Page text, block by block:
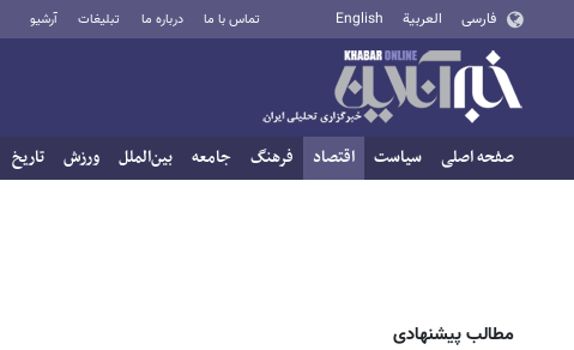
فارسی العربية English تماس با ما درباره ما تبلیغات آرشیو
صفحه اصلی سیاست اقتصاد فرهنگ جامعه بین‌الملل ورزش تاریخ
مطالب پیشنهادی